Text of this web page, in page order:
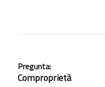
Pregunta:
Comproprietà